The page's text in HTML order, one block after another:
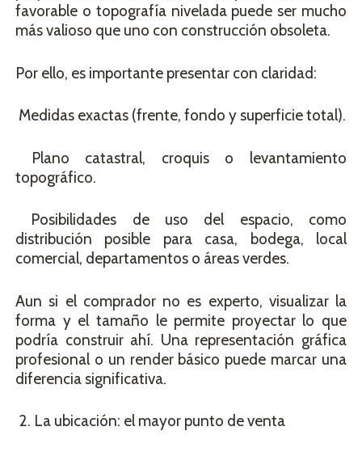
favorable o topografía nivelada puede ser mucho
más valioso que uno con construcción obsoleta.
Por ello, es importante presentar con claridad:
Medidas exactas (frente, fondo y superficie total).
Plano catastral, croquis o levantamiento
topográfico.
Posibilidades de uso del espacio, como
distribución posible para casa, bodega, local
comercial, departamentos o áreas verdes.
Aun si el comprador no es experto, visualizar la
forma y el tamaño le permite proyectar lo que
podría construir ahí. Una representación gráfica
profesional o un render básico puede marcar una
diferencia significativa.
2. La ubicación: el mayor punto de venta